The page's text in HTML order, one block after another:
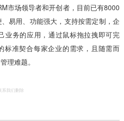
市场领导者和开创者，目前已有8000
易用、功能强大，支持按需定制，企
业务的应用，通过鼠标拖拉拽即可完
标准契合每家企业的需求，且随需而
理难题。
系我们删除